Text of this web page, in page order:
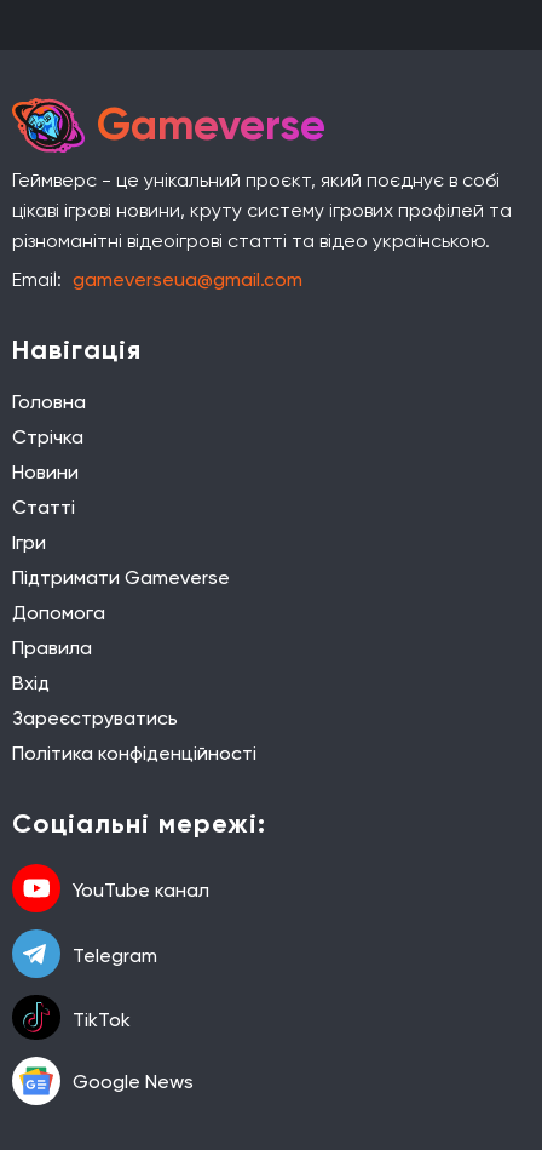
Gameverse
Геймверс - це унікальний проєкт, який поєднує в собі
цікаві ігрові новини, круту систему ігрових профілей та
різноманітні відеоігрові статті та відео українською.
Email: gameverseua@gmail.com
Навігація
Головна
Стрічка
Новини
Статті
Ігри
Підтримати Gameverse
Допомога
Правила
Вхід
Зареєструватись
Політика конфіденційності
Соціальні мережі:
YouTube канал
Telegram
TikTok
Google News